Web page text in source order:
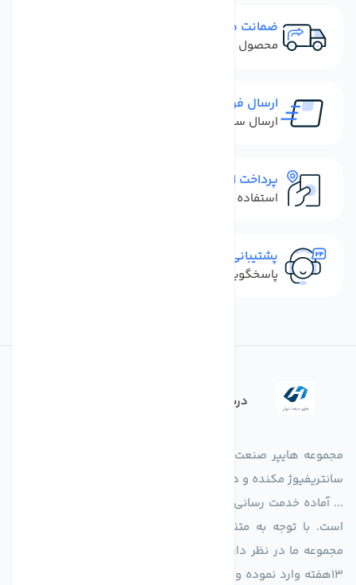
ضمانت مرجوعی
محصول نباید آسیب دیده باشد
ارسال فوری
ارسال سفارش در کمترین زمان ممکن
پرداخت امن
استفاده از روش‌های پرداخت امن
پشتیبانی سریع
پاسخگویی سریع به تماس‌ها و پیام‌ها
درباره فروشگاه
مجموعه هایپر صنعت ایران در امر تولید و واردات انواع فن های
سانتریفیوژ مکنده و دمنده آکسیال، سقفی، بین کانالی، مرغداری و
... آماده خدمت رسانی به شرکت های تولیدی، صنعتی و ساختمانی
است. با توجه به متنوع بودن فن های تولیدی کمپانی اروپایی
مجموعه ما در نظر دارد کالاهای تخصصی شما عزیزان رو در صرف
13هفته وارد نموده و این عمر باعث صرفه جویی در هزینه و زمان